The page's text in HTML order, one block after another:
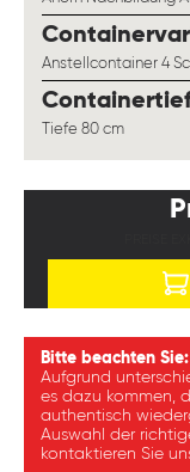
Anstellcontainer 4
Tiefe 80 cm
Bitte beachten Sie:
Aufgrund
es dazu kommen,
authentisch
Auswahl der
kontaktieren Sie